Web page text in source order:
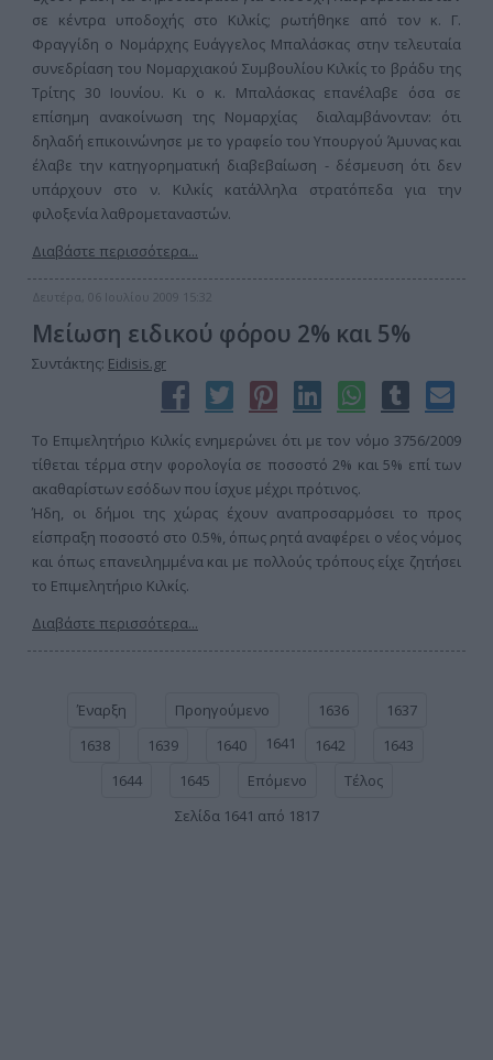
σε κέντρα υποδοχής στο Κιλκίς; ρωτήθηκε από τον κ. Γ.
Φραγγίδη ο Νομάρχης Ευάγγελος Μπαλάσκας στην τελευταία
συνεδρίαση του Νομαρχιακού Συμβουλίου Κιλκίς το βράδυ της
Τρίτης 30 Ιουνίου. Κι ο κ. Μπαλάσκας επανέλαβε όσα σε
επίσημη ανακοίνωση της Νομαρχίας διαλαμβάνονταν: ότι
δηλαδή επικοινώνησε με το γραφείο του Υπουργού Άμυνας και
έλαβε την κατηγορηματική διαβεβαίωση - δέσμευση ότι δεν
υπάρχουν στο ν. Κιλκίς κατάλληλα στρατόπεδα για την
φιλοξενία λαθρομεταναστών.
Διαβάστε περισσότερα...
Δευτέρα, 06 Ιουλίου 2009 15:32
Μείωση ειδικού φόρου 2% και 5%
Συντάκτης: Eidisis.gr
Το Επιμελητήριο Κιλκίς ενημερώνει ότι με τον νόμο 3756/2009
τίθεται τέρμα στην φορολογία σε ποσοστό 2% και 5% επί των
ακαθαρίστων εσόδων που ίσχυε μέχρι πρότινος.
Ήδη, οι δήμοι της χώρας έχουν αναπροσαρμόσει το προς
είσπραξη ποσοστό στο 0.5%, όπως ρητά αναφέρει ο νέος νόμος
και όπως επανειλημμένα και με πολλούς τρόπους είχε ζητήσει
το Επιμελητήριο Κιλκίς.
Διαβάστε περισσότερα...
Έναρξη Προηγούμενο 1636
1637
1638
1639 1640 1641 1642
1643
1644
1645 Επόμενο
Τέλος
Σελίδα 1641 από 1817